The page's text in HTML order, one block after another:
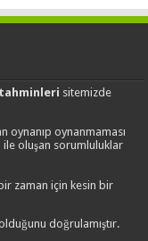
sitemizde
oynanıp oynanmaması
ile oluşan sorumluluklar
zaman için kesin bir
doğrulamıştır.